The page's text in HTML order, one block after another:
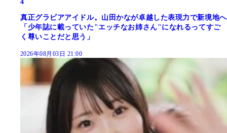
4
真正グラビアアイドル。山田かなが卓越した表現力で新境地へ
「少年誌に載っていた"エッチなお姉さん"になれるってすご
く尊いことだと思う」
2026年08月03日 21:00